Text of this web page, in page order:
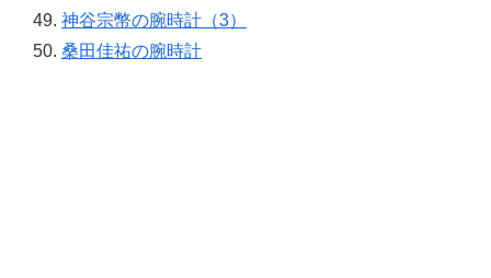
神谷宗幣の腕時計（3）
桑田佳祐の腕時計